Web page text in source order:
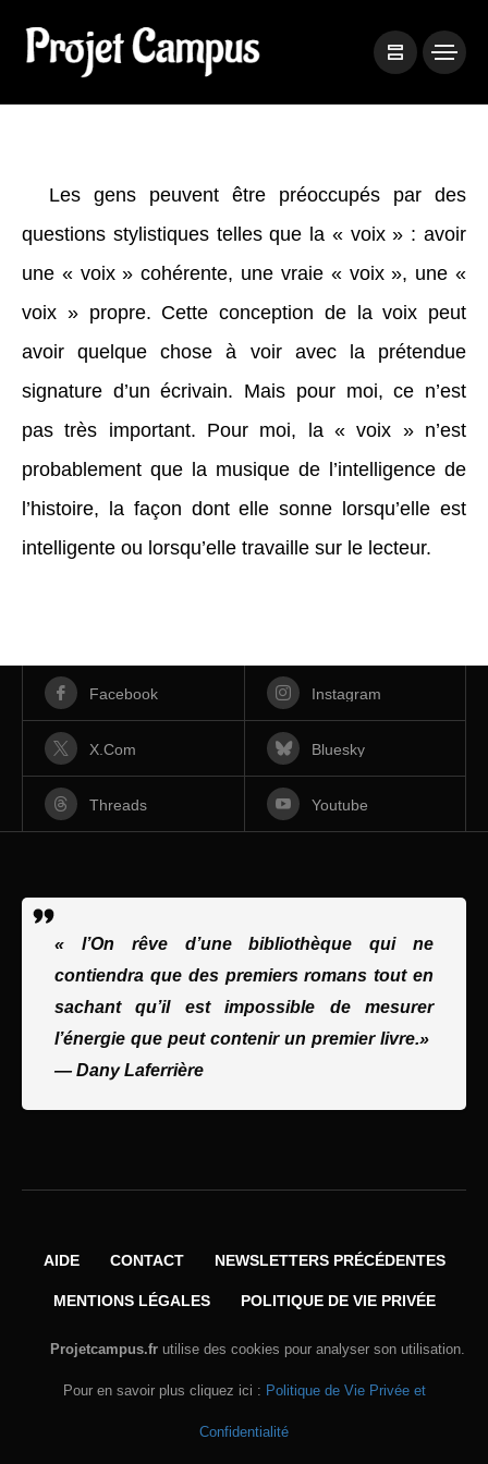
Les gens peuvent être préoccupés par des
questions stylistiques telles que la « voix » : avoir
une « voix » cohérente, une vraie « voix », une «
voix » propre. Cette conception de la voix peut
avoir quelque chose à voir avec la prétendue
signature d’un écrivain. Mais pour moi, ce n’est
pas très important. Pour moi, la « voix » n’est
probablement que la musique de l’intelligence de
l’histoire, la façon dont elle sonne lorsqu’elle est
intelligente ou lorsqu’elle travaille sur le lecteur.
Facebook Instagram
X.com Bluesky
Threads Youtube
« l’On rêve d’une bibliothèque qui ne
contiendra que des premiers romans tout en
sachant qu’il est impossible de mesurer
l’énergie que peut contenir un premier livre.»
— Dany Laferrière
AIDE CONTACT NEWSLETTERS PRÉCÉDENTES
MENTIONS LÉGALES POLITIQUE DE VIE PRIVÉE
Projetcampus.fr utilise des cookies pour analyser son utilisation.
Pour en savoir plus cliquez ici : Politique de Vie Privée et
Confidentialité